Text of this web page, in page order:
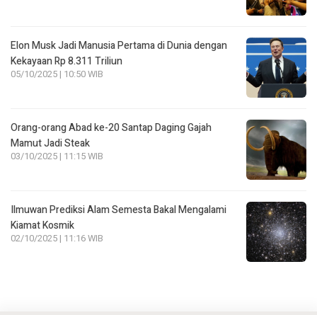
Elon Musk Jadi Manusia Pertama di Dunia dengan
Kekayaan Rp 8.311 Triliun
05/10/2025 | 10:50 WIB
Orang-orang Abad ke-20 Santap Daging Gajah
Mamut Jadi Steak
03/10/2025 | 11:15 WIB
Ilmuwan Prediksi Alam Semesta Bakal Mengalami
Kiamat Kosmik
02/10/2025 | 11:16 WIB